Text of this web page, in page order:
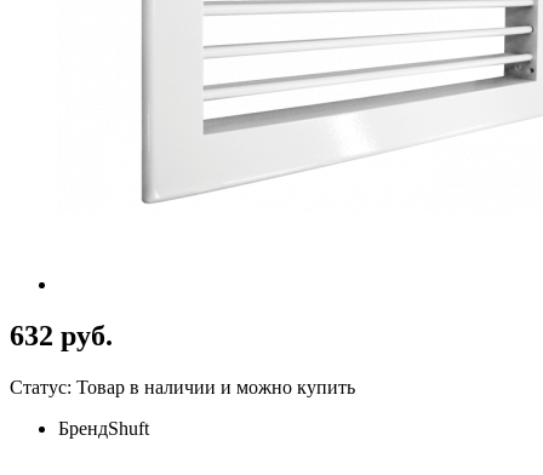
632 руб.
Статус: Товар в наличии и можно купить
БрендShuft